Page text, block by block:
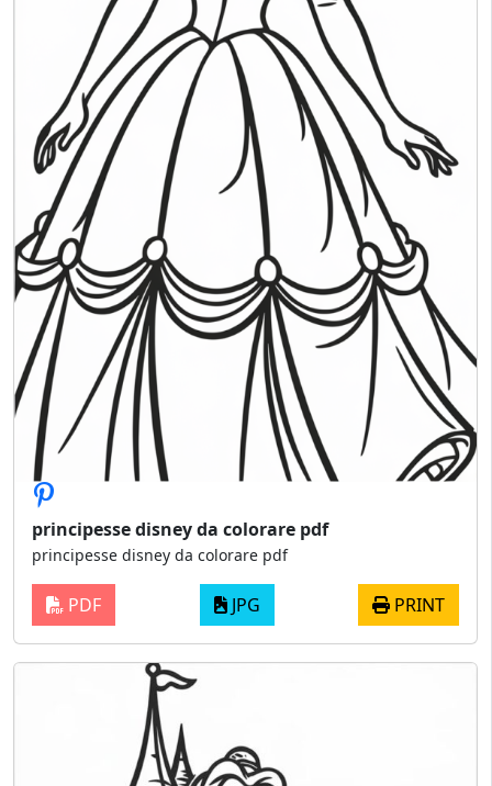
principesse disney da colorare pdf
principesse disney da colorare pdf
PDF JPG PRINT